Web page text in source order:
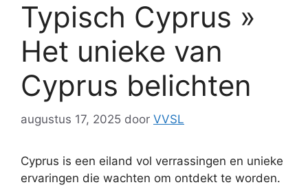
Typisch Cyprus »
Het unieke van
Cyprus belichten
augustus 17, 2025 door VVSL
Cyprus is een eiland vol verrassingen en unieke
ervaringen die wachten om ontdekt te worden.